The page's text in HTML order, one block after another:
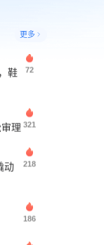
更多
鞋
72
理 321
218
186